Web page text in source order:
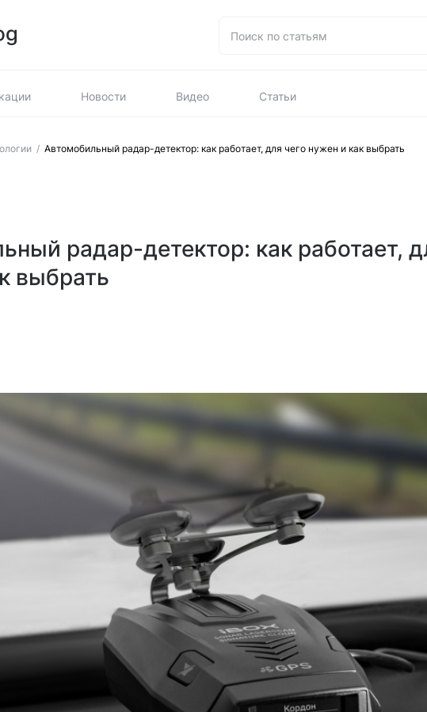
Новости Видео Статьи
/ Автомобильный радар-детектор: как работает, для чего нужен и как выбрать
радар-детектор: как работает,
выбрать